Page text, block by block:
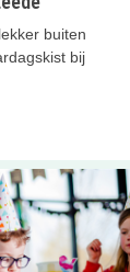
buiten
bij
bij Ballorig!